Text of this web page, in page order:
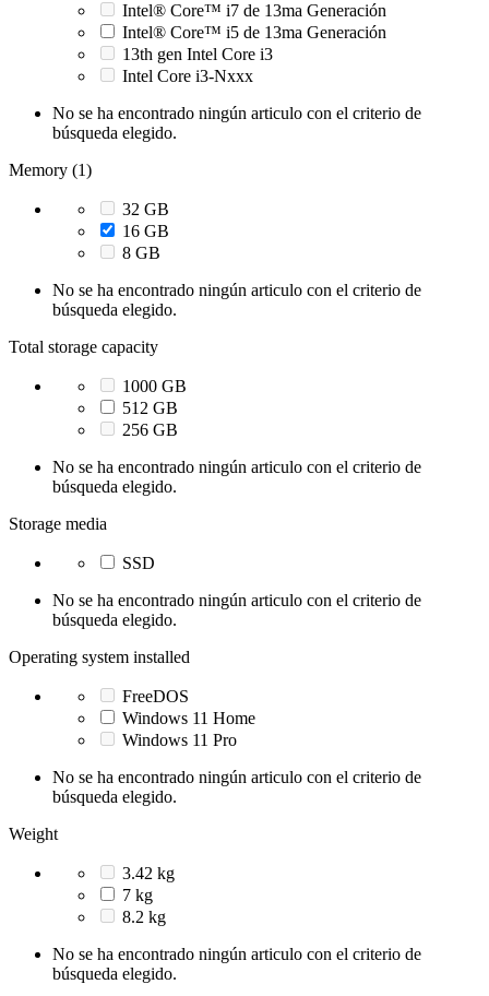
Intel® Core™ i7 de 13ma Generación
Intel® Core™ i5 de 13ma Generación
13th gen Intel Core i3
Intel Core i3-Nxxx
No se ha encontrado ningún articulo con el criterio de
búsqueda elegido.
Memory (1)
32 GB
16 GB
8 GB
No se ha encontrado ningún articulo con el criterio de
búsqueda elegido.
Total storage capacity
1000 GB
512 GB
256 GB
No se ha encontrado ningún articulo con el criterio de
búsqueda elegido.
Storage media
SSD
No se ha encontrado ningún articulo con el criterio de
búsqueda elegido.
Operating system installed
FreeDOS
Windows 11 Home
Windows 11 Pro
No se ha encontrado ningún articulo con el criterio de
búsqueda elegido.
Weight
3.42 kg
7 kg
8.2 kg
No se ha encontrado ningún articulo con el criterio de
búsqueda elegido.